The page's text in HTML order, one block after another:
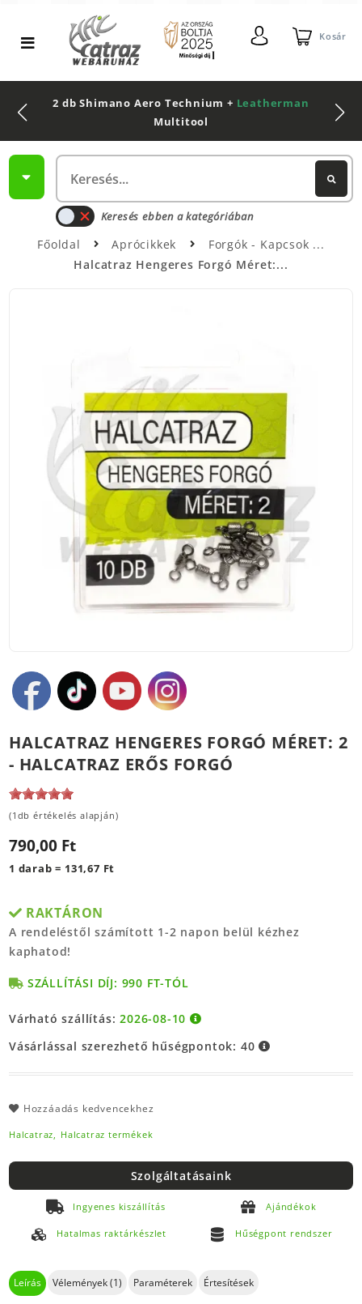
Kosár
2 db Shimano Aero Technium + Leatherman
Multitool
Keresés ebben a kategóriában
Főoldal Aprócikkek
Forgók - Kapcsok
Halcatraz Hengeres Forgó Méret:...
HALCATRAZ HENGERES FORGÓ MÉRET: 2
- HALCATRAZ ERŐS FORGÓ
(1db értékelés alapján)
790,00 Ft
1 darab = 131,67 Ft
RAKTÁRON
A rendeléstől számított 1-2 napon belül kézhez
kaphatod!
SZÁLLÍTÁSI DÍJ: 990 FT-TÓL
Várható szállítás:2026-08-10
Vásárlással szerezhető hűségpontok: 40
Hozzáadás kedvencekhez
Halcatraz, Halcatraz termékek
Szolgáltatásaink
Ingyenes kiszállítás Ajándékok
Hatalmas raktárkészlet Hűségpont rendszer
Leírás Vélemények (1) Paraméterek Értesítések